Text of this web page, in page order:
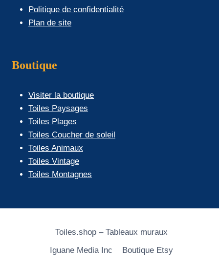
Politique de confidentialité
Plan de site
Boutique
Visiter la boutique
Toiles Paysages
Toiles Plages
Toiles Coucher de soleil
Toiles Animaux
Toiles Vintage
Toiles Montagnes
Toiles.shop – Tableaux muraux
Iguane Media Inc
Boutique Etsy